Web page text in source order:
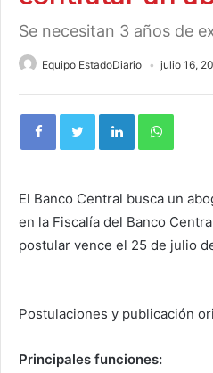
Se necesitan 3 años de
Equipo EstadoDiario julio 16,
El Banco Central busca un
en la Fiscalía del Banco
postular vence el 25 de julio
Postulaciones y publicación
Principales funciones: